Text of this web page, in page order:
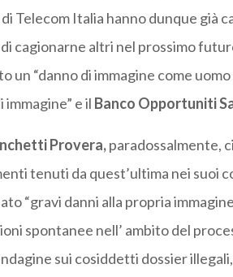
Telecom Italia hanno dunque già
cagionarne altri nel prossimo
un “danno di immagine come
e il Banco Opportuniti
Provera,paradossalmente,
tenuti da quest’ultima nei suoi
“gravi danni alla propria
spontanee nell’ ambito del
sui cosiddetti dossier